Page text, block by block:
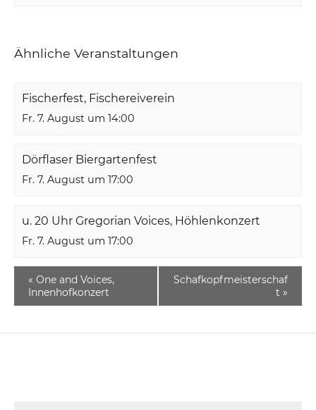
Ähnliche Veranstaltungen
Fischerfest, Fischereiverein
Fr. 7. August um 14:00
Dörflaser Biergartenfest
Fr. 7. August um 17:00
u. 20 Uhr Gregorian Voices, Höhlenkonzert
Fr. 7. August um 17:00
« One and Voices,
Innenhofkonzert
Schafkopfmeisterschaf
t »